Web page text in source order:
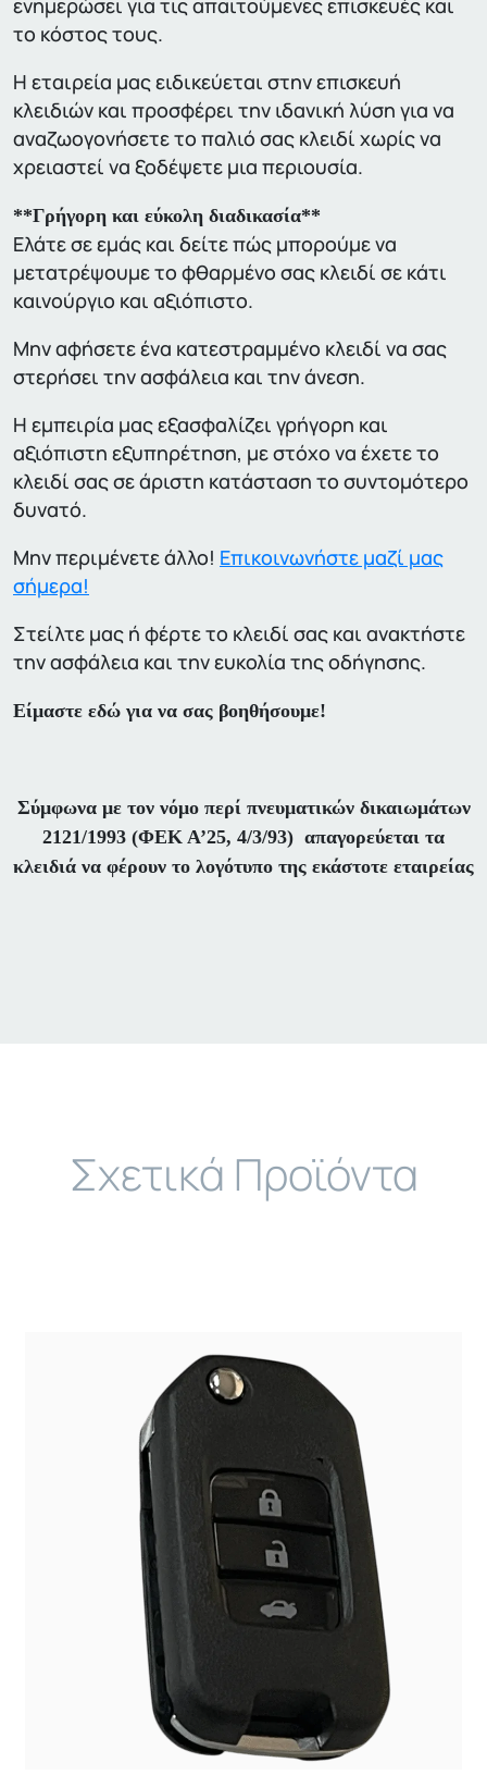
το κόστος τους.
Η εταιρεία μας ειδικεύεται στην επισκευή
κλειδιών και προσφέρει την ιδανική λύση για να
αναζωογονήσετε το παλιό σας κλειδί χωρίς να
χρειαστεί να ξοδέψετε μια περιουσία.
**Γρήγορη και εύκολη διαδικασία**
Ελάτε σε εμάς και δείτε πώς μπορούμε να
μετατρέψουμε το φθαρμένο σας κλειδί σε κάτι
καινούργιο και αξιόπιστο.
Μην αφήσετε ένα κατεστραμμένο κλειδί να σας
στερήσει την ασφάλεια και την άνεση.
Η εμπειρία μας εξασφαλίζει γρήγορη και
αξιόπιστη εξυπηρέτηση, με στόχο να έχετε το
κλειδί σας σε άριστη κατάσταση το συντομότερο
δυνατό.
Μην περιμένετε άλλο! Επικοινωνήστε μαζί μας
σήμερα!
Στείλτε μας ή φέρτε το κλειδί σας και ανακτήστε
την ασφάλεια και την ευκολία της οδήγησης.
Είμαστε εδώ για να σας βοηθήσουμε!
Σύμφωνα με τον νόμο περί πνευματικών δικαιωμάτων
2121/1993 (ΦΕΚ Α’25, 4/3/93) απαγορεύεται τα
κλειδιά να φέρουν το λογότυπο της εκάστοτε εταιρείας
Σχετικά Προϊόντα